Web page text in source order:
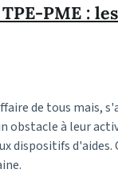
PME :
de tous mais,
obstacle à leur
dispositifs d'aides.